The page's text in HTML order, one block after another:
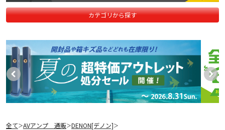
カテゴリから探す
全て＞AVアンプ 通販＞DENON[デノン]＞